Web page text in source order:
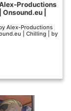
Productions
|
Alex-Productions
| Chilling | by